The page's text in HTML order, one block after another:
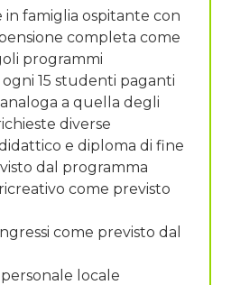
in famiglia ospitante con
completa come
programmi
15 studenti paganti
a quella degli
diverse
e diploma di fine
dal programma
come previsto
come previsto dal
locale